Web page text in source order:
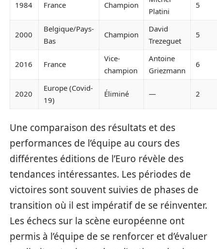
1984 France Champion
Platini
5
2000
Belgique/Pays-
Bas
Champion
David
Trezeguet
5
2016 France
Vice-
champion
Antoine
Griezmann
6
2020
Europe (Covid-
19)
Éliminé — 2
Une comparaison des résultats et des
performances de l’équipe au cours des
différentes éditions de l’Euro révèle des
tendances intéressantes. Les périodes de
victoires sont souvent suivies de phases de
transition où il est impératif de se réinventer.
Les échecs sur la scène européenne ont
permis à l’équipe de se renforcer et d’évaluer